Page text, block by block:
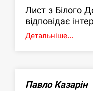
Лист з Білого
відповідає
Детальніше...
Павло Казарін